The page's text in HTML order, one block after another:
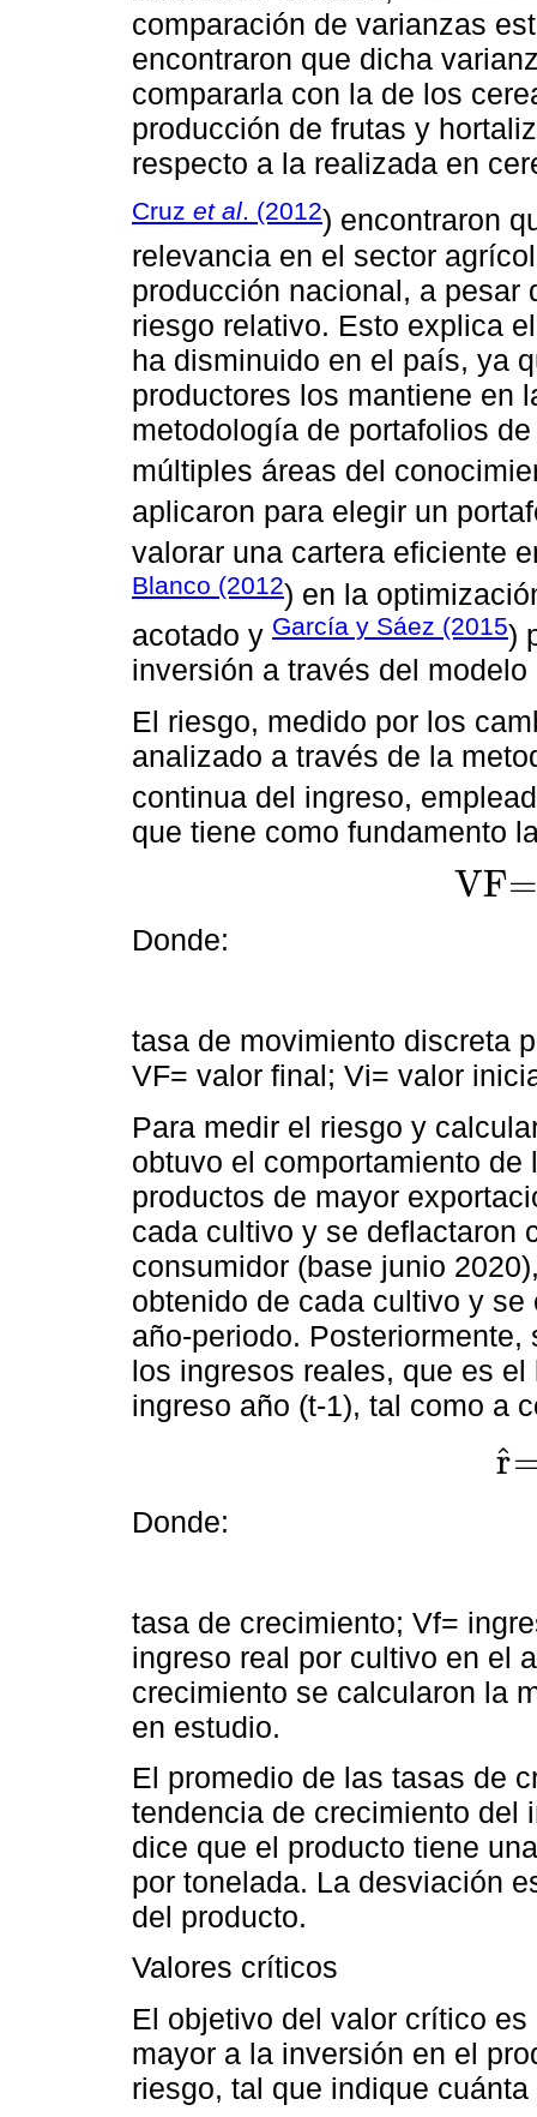
comparación de varianzas
encontraron que dicha
compararla con la de los
producción de frutas y
respecto a la realizada en
Cruz et al. (2012) encontraron
relevancia en el sector
producción nacional, a pesar
riesgo relativo. Esto explica
ha disminuido en el país, ya
productores los mantiene en
metodología de portafolios
múltiples áreas del
aplicaron para elegir un
valorar una cartera eficiente
Blanco (2012) en la
acotado y García y Sáez (2015)
inversión a través del
El riesgo, medido por los
analizado a través de la
continua del ingreso,
que tiene como fundamento
VF= Vi 1+r
Donde:
tasa de movimiento discreta
VF= valor final; Vi= valor
Para medir el riesgo y
obtuvo el comportamiento
productos de mayor
cada cultivo y se deflactaron
consumidor (base junio
obtenido de cada cultivo y
año-periodo.
los ingresos reales, que es
ingreso año (t-1), tal como a
r
ˆ
r^ =
Donde:
tasa de crecimiento; Vf=
ingreso real por cultivo en el
crecimiento se calcularon la
en estudio.
El promedio de las tasas de
tendencia de crecimiento del
dice que el producto tiene
por tonelada. La desviación
del producto.
Valores críticos
El objetivo del valor crítico
mayor a la inversión en el
riesgo, tal que indique